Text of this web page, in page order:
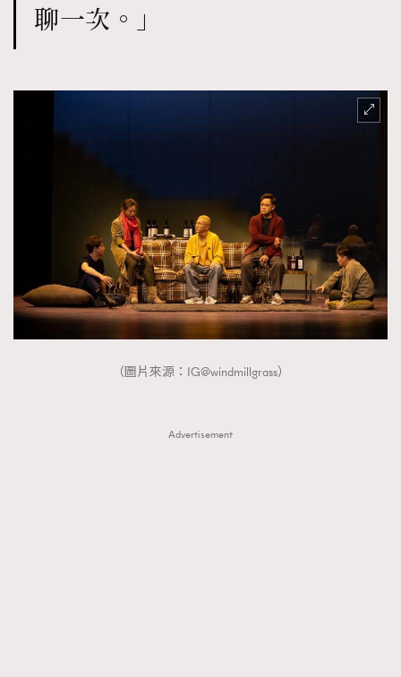
聊一次。」
（圖片來源：IG@windmillgrass）
Advertisement